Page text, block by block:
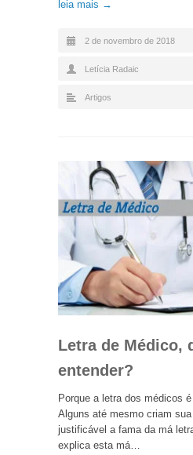
leia mais →
2 de novembro de 2018
Letícia Radaic
Artigos
Letra de Médico,
entender?
Porque a letra dos médicos
Alguns até mesmo criam
justificável a fama da má
explica esta má…